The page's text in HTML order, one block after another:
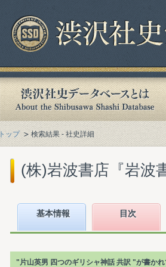
トップ 検索結果 - 社史詳細
(株)岩波書店『岩波
基本情報 目次
"片山英男 四つのギリシャ神話 共訳 "が書か